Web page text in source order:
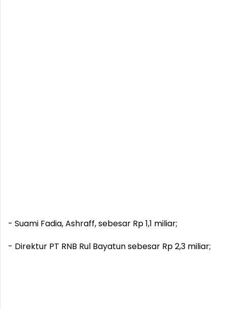
- Suami Fadia, Ashraff, sebesar Rp 1,1 miliar;
- Direktur PT RNB Rul Bayatun sebesar Rp 2,3 miliar;